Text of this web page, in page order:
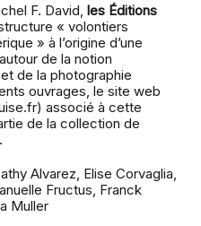
F. David, les Éditions
« volontiers
» à l’origine d’une
de la notion
de la photographie
ouvrages, le site web
associé à cette
de la collection de
Alvarez, Elise Corvaglia,
Fructus, Franck
Muller